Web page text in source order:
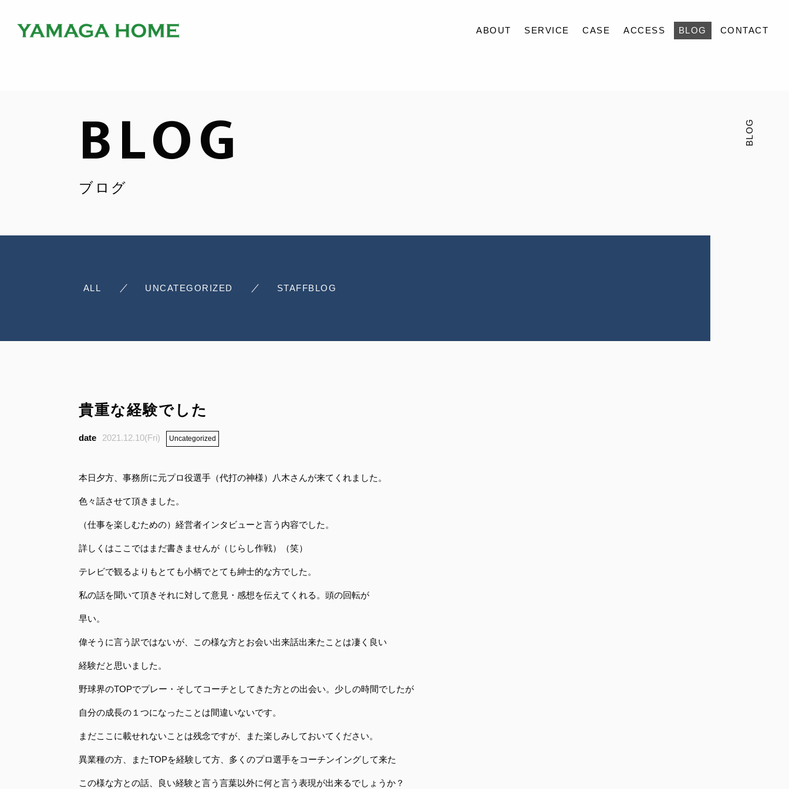
ABOUT SERVICE CASE ACCESS BLOG CONTACT
BLOG
ブログ
BLOG
ALL UNCATEGORIZED STAFFBLOG
貴重な経験でした
2021.12.10(Fri) Uncategorized
本日夕方、事務所に元プロ役選手（代打の神様）八木さんが来てくれました。
色々話させて頂きました。
（仕事を楽しむための）経営者インタビューと言う内容でした。
詳しくはここではまだ書きませんが（じらし作戦）（笑）
テレビで観るよりもとても小柄でとても紳士的な方でした。
私の話を聞いて頂きそれに対して意見・感想を伝えてくれる。頭の回転が
早い。
偉そうに言う訳ではないが、この様な方とお会い出来話出来たことは凄く良い
経験だと思いました。
野球界のTOPでプレー・そしてコーチとしてきた方との出会い。少しの時間でしたが
自分の成長の１つになったことは間違いないです。
まだここに載せれないことは残念ですが、また楽しみしておいてください。
異業種の方、またTOPを経験して方、多くのプロ選手をコーチンイングして来た
この様な方との話、良い経験と言う言葉以外に何と言う表現が出来るでしょうか？